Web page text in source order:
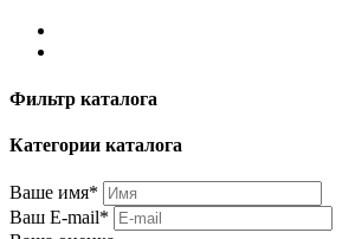
Фильтр каталога
Категории каталога
Ваше имя*
Ваш E-mail*